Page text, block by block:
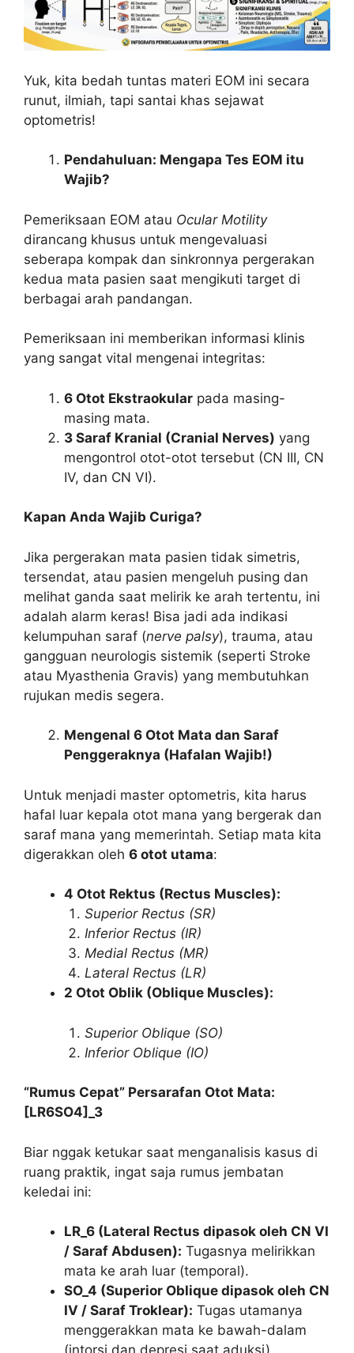
Yuk, kita bedah tuntas materi EOM ini secara
runut, ilmiah, tapi santai khas sejawat
optometris!
Pendahuluan: Mengapa Tes EOM itu
Wajib?
Pemeriksaan EOM atau Ocular Motility
dirancang khusus untuk mengevaluasi
seberapa kompak dan sinkronnya pergerakan
kedua mata pasien saat mengikuti target di
berbagai arah pandangan.
Pemeriksaan ini memberikan informasi klinis
yang sangat vital mengenai integritas:
6 Otot Ekstraokular pada masing-
masing mata.
3 Saraf Kranial (Cranial Nerves) yang
mengontrol otot-otot tersebut (CN III, CN
IV, dan CN VI).
Kapan Anda Wajib Curiga?
Jika pergerakan mata pasien tidak simetris,
tersendat, atau pasien mengeluh pusing dan
melihat ganda saat melirik ke arah tertentu, ini
adalah alarm keras! Bisa jadi ada indikasi
kelumpuhan saraf (nerve palsy), trauma, atau
gangguan neurologis sistemik (seperti Stroke
atau Myasthenia Gravis) yang membutuhkan
rujukan medis segera.
Mengenal 6 Otot Mata dan Saraf
Penggeraknya (Hafalan Wajib!)
Untuk menjadi master optometris, kita harus
hafal luar kepala otot mana yang bergerak dan
saraf mana yang memerintah. Setiap mata kita
digerakkan oleh 6 otot utama:
4 Otot Rektus (Rectus Muscles):
Superior Rectus (SR)
Inferior Rectus (IR)
Medial Rectus (MR)
Lateral Rectus (LR)
2 Otot Oblik (Oblique Muscles):
Superior Oblique (SO)
Inferior Oblique (IO)
“Rumus Cepat” Persarafan Otot Mata:
[LR6SO4]_3
Biar nggak ketukar saat menganalisis kasus di
ruang praktik, ingat saja rumus jembatan
keledai ini:
LR_6 (Lateral Rectus dipasok oleh CN VI
/ Saraf Abdusen): Tugasnya melirikkan
mata ke arah luar (temporal).
SO_4 (Superior Oblique dipasok oleh CN
IV / Saraf Troklear): Tugas utamanya
menggerakkan mata ke bawah-dalam